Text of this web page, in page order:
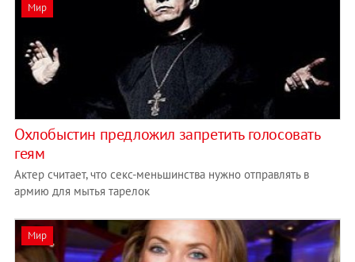
Мир
Охлобыстин предложил запретить голосовать
геям
Актер считает, что секс-меньшинства нужно отправлять в
армию для мытья тарелок
Мир